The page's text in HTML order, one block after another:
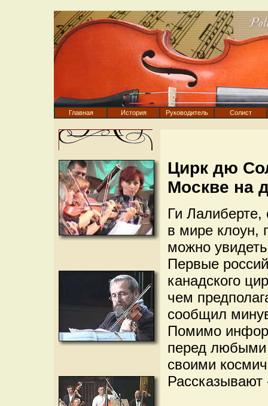
Главная История Руководитель Солист
Цирк дю
Москве на
Ги
в мире клоун,
можно
Первые
канадского
чем
сообщил
Помимо
перед любыми
своими
Рассказывают